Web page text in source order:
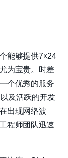
能够提供7×24
为宝贵。时差
个优秀的服务
及活跃的开发
出现网络波
程师团队迅速